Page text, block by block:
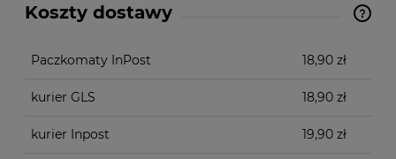
Koszty dostawy
Cena nie zawiera ewentualnych kosztów płatności
Paczkomaty InPost 18,90 zł
kurier GLS 18,90 zł
kurier Inpost 19,90 zł